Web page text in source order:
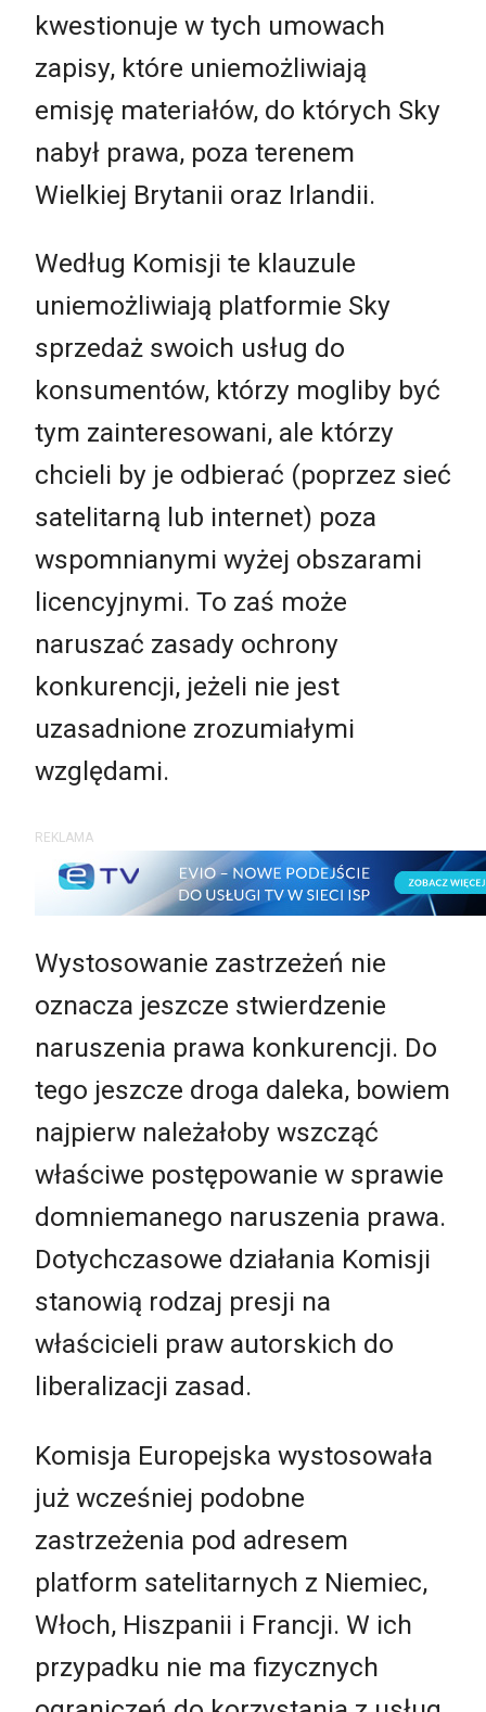
kwestionuje w tych umowach
zapisy, które uniemożliwiają
emisję materiałów, do których Sky
nabył prawa, poza terenem
Wielkiej Brytanii oraz Irlandii.
Według Komisji te klauzule
uniemożliwiają platformie Sky
sprzedaż swoich usług do
konsumentów, którzy mogliby być
tym zainteresowani, ale którzy
chcieli by je odbierać (poprzez sieć
satelitarną lub internet) poza
wspomnianymi wyżej obszarami
licencyjnymi. To zaś może
naruszać zasady ochrony
konkurencji, jeżeli nie jest
uzasadnione zrozumiałymi
względami.
REKLAMA
Wystosowanie zastrzeżeń nie
oznacza jeszcze stwierdzenie
naruszenia prawa konkurencji. Do
tego jeszcze droga daleka, bowiem
najpierw należałoby wszcząć
właściwe postępowanie w sprawie
domniemanego naruszenia prawa.
Dotychczasowe działania Komisji
stanowią rodzaj presji na
właścicieli praw autorskich do
liberalizacji zasad.
Komisja Europejska wystosowała
już wcześniej podobne
zastrzeżenia pod adresem
platform satelitarnych z Niemiec,
Włoch, Hiszpanii i Francji. W ich
przypadku nie ma fizycznych